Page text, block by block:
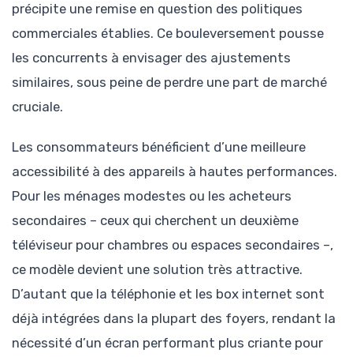
précipite une remise en question des politiques
commerciales établies. Ce bouleversement pousse
les concurrents à envisager des ajustements
similaires, sous peine de perdre une part de marché
cruciale.
Les consommateurs bénéficient d’une meilleure
accessibilité à des appareils à hautes performances.
Pour les ménages modestes ou les acheteurs
secondaires – ceux qui cherchent un deuxième
téléviseur pour chambres ou espaces secondaires –,
ce modèle devient une solution très attractive.
D’autant que la téléphonie et les box internet sont
déjà intégrées dans la plupart des foyers, rendant la
nécessité d’un écran performant plus criante pour